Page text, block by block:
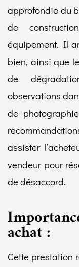
approfondie du
de
équipement. Il
bien, ainsi que
de
observations
de
assister
vendeur pour
de désaccord.
achat :
Cette prestation